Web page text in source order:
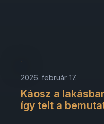
2026. február 17.
Káosz a
így telt a